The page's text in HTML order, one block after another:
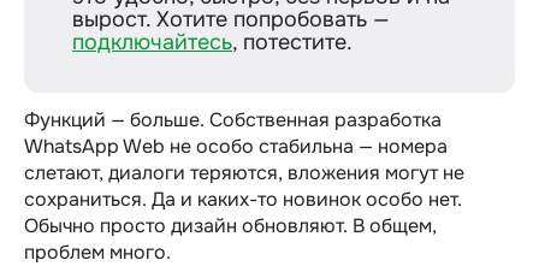
вырост. Хотите попробовать —
подключайтесь, потестите.
Функций — больше. Собственная разработка
WhatsApp Web не особо стабильна — номера
слетают, диалоги теряются, вложения могут не
сохраниться. Да и каких-то новинок особо нет.
Обычно просто дизайн обновляют. В общем,
проблем много.